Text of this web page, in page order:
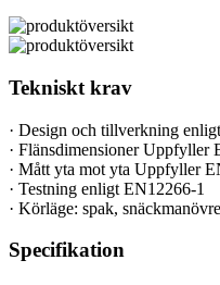
Tekniskt krav
· Design och tillverkning
· Flänsdimensioner Uppfyller
· Mått yta mot yta Uppfyller
· Testning enligt EN12266-1
· Körläge: spak,
Specifikation